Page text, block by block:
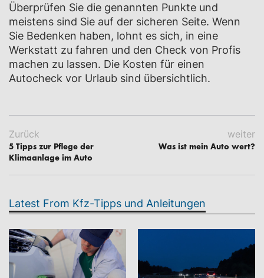
Überprüfen Sie die genannten Punkte und
meistens sind Sie auf der sicheren Seite. Wenn
Sie Bedenken haben, lohnt es sich, in eine
Werkstatt zu fahren und den Check von Profis
machen zu lassen. Die Kosten für einen
Autocheck vor Urlaub sind übersichtlich.
Zurück
5 Tipps zur Pflege der
Klimaanlage im Auto
weiter
Was ist mein Auto wert?
Latest From Kfz-Tipps und Anleitungen